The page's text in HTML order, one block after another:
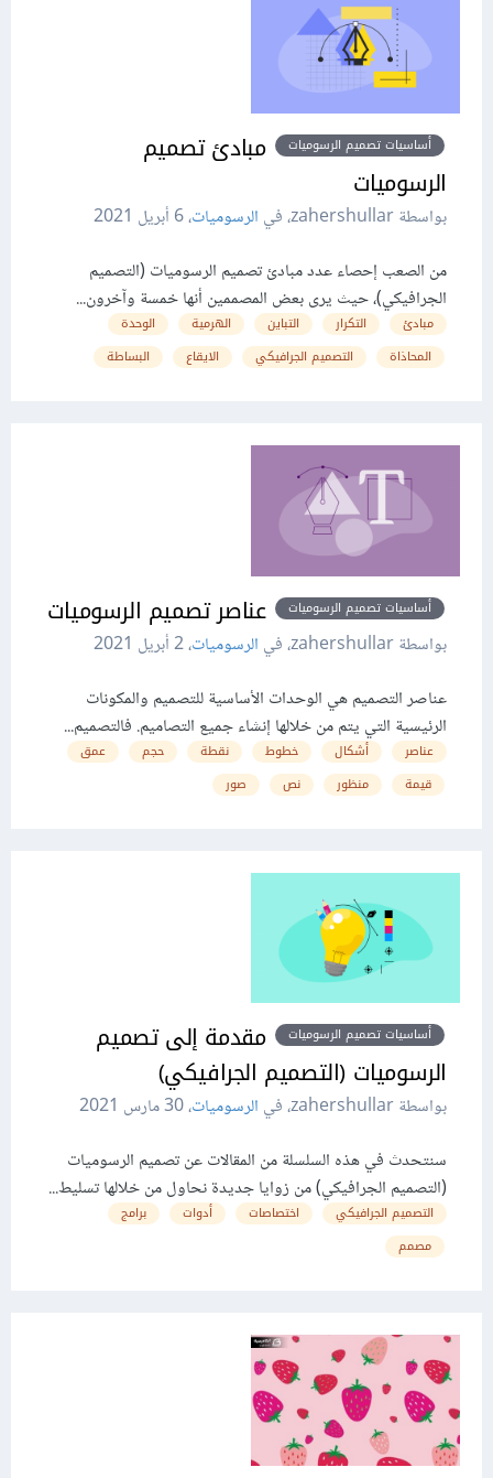
أساسيات تصميم الرسوميات
مبادئ تصميم
الرسوميات
بواسطة zahershullar، في الرسوميات،6 أبريل 2021
من الصعب إحصاء عدد مبادئ تصميم الرسوميات (التصميم
الجرافيكي)، حيث يرى بعض المصممين أنها خمسة وآخرون...
مبادئ التكرار التباين الهرمية
الوحدة
المحاذاة
التصميم الجرافيكي الايقاع البساطة
أساسيات تصميم الرسوميات عناصر تصميم الرسوميات
بواسطة zahershullar، في الرسوميات،2 أبريل 2021
عناصر التصميم هي الوحدات الأساسية للتصميم والمكونات
الرئيسية التي يتم من خلالها إنشاء جميع التصاميم. فالتصميم...
عناصر أشكال خطوط نقطة حجم
عمق
قيمة
منظور نص صور
أساسيات تصميم الرسوميات
مقدمة إلى تصميم
الرسوميات (التصميم الجرافيكي)
بواسطة zahershullar، في الرسوميات،30 مارس 2021
سنتحدث في هذه السلسلة من المقالات عن تصميم الرسوميات
(التصميم الجرافيكي) من زوايا جديدة نحاول من خلالها تسليط...
التصميم الجرافيكي اختصاصات أدوات
برامج
مصمم